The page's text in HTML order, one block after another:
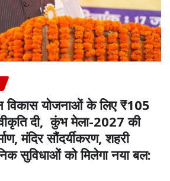
विकास योजनाओं के लिए ₹105
दी, कुंभ मेला-2027 की
मंदिर सौंदर्यीकरण, शहरी
सुविधाओं को मिलेगा नया बल: